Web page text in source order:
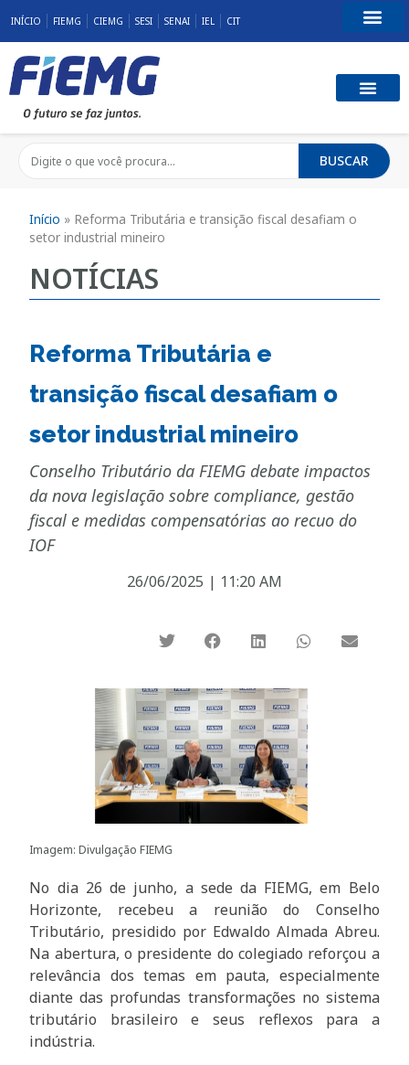
INÍCIO FIEMG CIEMG SESI SENAI IEL CIT
BUSCAR
Início » Reforma Tributária e transição fiscal desafiam o
setor industrial mineiro
NOTÍCIAS
Reforma Tributária e
transição fiscal desafiam o
setor industrial mineiro
Conselho Tributário da FIEMG debate impactos
da nova legislação sobre compliance, gestão
fiscal e medidas compensatórias ao recuo do
IOF
26/06/2025 | 11:20 AM
Imagem: Divulgação FIEMG
No dia 26 de junho, a sede da FIEMG, em Belo
Horizonte, recebeu a reunião do Conselho
Tributário, presidido por Edwaldo Almada Abreu.
Na abertura, o presidente do colegiado reforçou a
relevância dos temas em pauta, especialmente
diante das profundas transformações no sistema
tributário brasileiro e seus reflexos para a
indústria.